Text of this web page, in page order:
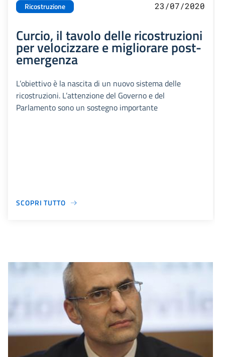
Ricostruzione 23/07/2020
Curcio, il tavolo delle ricostruzioni
per velocizzare e migliorare post-
emergenza
L’obiettivo è la nascita di un nuovo sistema delle
ricostruzioni. L’attenzione del Governo e del
Parlamento sono un sostegno importante
SCOPRI TUTTO